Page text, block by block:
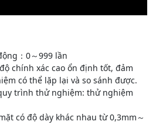
：0～999 lần
chính xác cao ổn định tốt, đảm
có thể lặp lại và so sánh được.
trình thử nghiệm: thử nghiệm
có độ dày khác nhau từ 0,3mm～